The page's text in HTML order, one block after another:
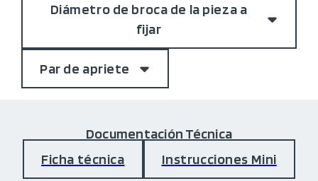
Diámetro de broca de la pieza a
fijar
Par de apriete
Documentación Técnica
Ficha técnica
Instrucciones Mini